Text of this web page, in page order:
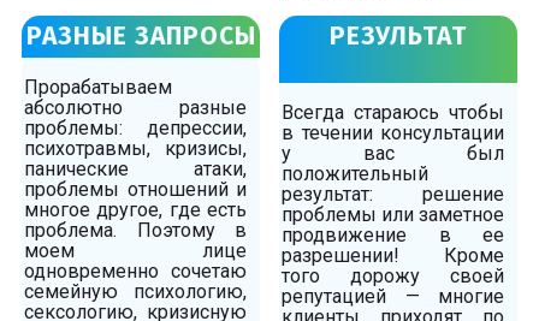
РАЗНЫЕ ЗАПРОСЫ
Прорабатываем
абсолютно разные
проблемы: депрессии,
психотравмы, кризисы,
панические атаки,
проблемы отношений и
многое другое, где есть
проблема. Поэтому в
моем лице
одновременно сочетаю
семейную психологию,
сексологию, кризисную
РЕЗУЛЬТАТ
Всегда стараюсь чтобы
в течении консультации
у вас был
положительный
результат: решение
проблемы или заметное
продвижение в ее
разрешении! Кроме
того дорожу своей
репутацией — многие
клиенты приходят по